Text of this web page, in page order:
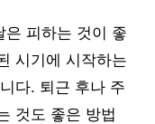
은 피하는 것이 좋
시기에 시작하는
다. 퇴근 후나 주
것도 좋은 방법